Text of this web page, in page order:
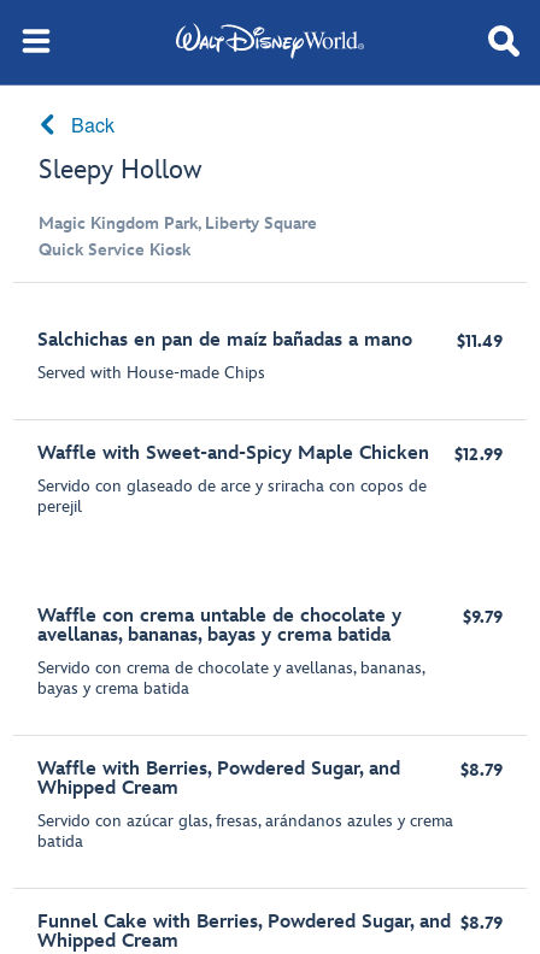
Back
Sleepy Hollow
Magic Kingdom Park, Liberty Square
Quick Service Kiosk
Salchichas en pan de maíz bañadas a mano
Served with House-made Chips
$11.49
Waffle with Sweet-and-Spicy Maple Chicken
Servido con glaseado de arce y sriracha con copos de
perejil
$12.99
Waffle con crema untable de chocolate y
avellanas, bananas, bayas y crema batida
Servido con crema de chocolate y avellanas, bananas,
bayas y crema batida
$9.79
Waffle with Berries, Powdered Sugar, and
Whipped Cream
Servido con azúcar glas, fresas, arándanos azules y crema
batida
$8.79
Funnel Cake with Berries, Powdered Sugar, and
Whipped Cream
$8.79